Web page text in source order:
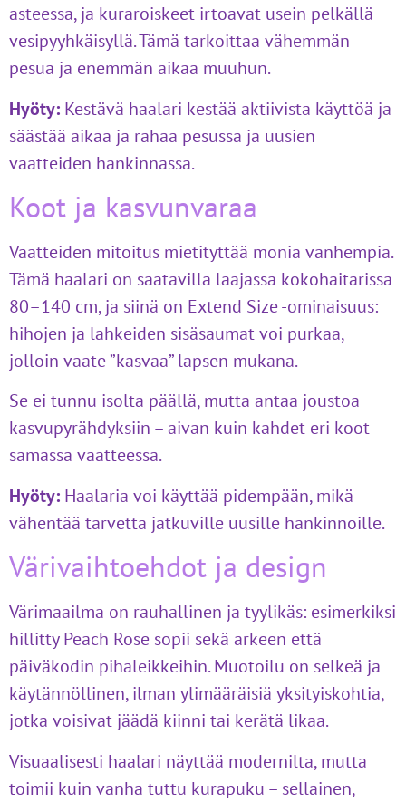
asteessa, ja kuraroiskeet irtoavat usein pelkällä
vesipyyhkäisyllä. Tämä tarkoittaa vähemmän
pesua ja enemmän aikaa muuhun.
Hyöty: Kestävä haalari kestää aktiivista käyttöä ja
säästää aikaa ja rahaa pesussa ja uusien
vaatteiden hankinnassa.
Koot ja kasvunvaraa
Vaatteiden mitoitus mietityttää monia vanhempia.
Tämä haalari on saatavilla laajassa kokohaitarissa
80–140 cm, ja siinä on Extend Size -ominaisuus:
hihojen ja lahkeiden sisäsaumat voi purkaa,
jolloin vaate ”kasvaa” lapsen mukana.
Se ei tunnu isolta päällä, mutta antaa joustoa
kasvupyrähdyksiin – aivan kuin kahdet eri koot
samassa vaatteessa.
Hyöty: Haalaria voi käyttää pidempään, mikä
vähentää tarvetta jatkuville uusille hankinnoille.
Värivaihtoehdot ja design
Värimaailma on rauhallinen ja tyylikäs: esimerkiksi
hillitty Peach Rose sopii sekä arkeen että
päiväkodin pihaleikkeihin. Muotoilu on selkeä ja
käytännöllinen, ilman ylimääräisiä yksityiskohtia,
jotka voisivat jäädä kiinni tai kerätä likaa.
Visuaalisesti haalari näyttää modernilta, mutta
toimii kuin vanha tuttu kurapuku – sellainen,